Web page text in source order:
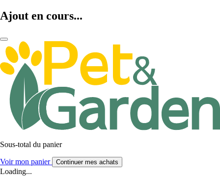
Ajout en cours...
Sous-total du panier
Voir mon panier Continuer mes achats
Loading...